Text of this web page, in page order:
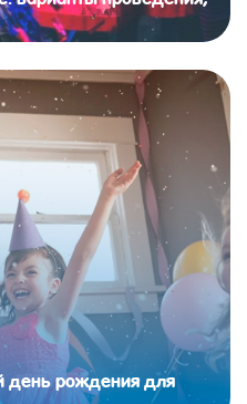
день рождения для